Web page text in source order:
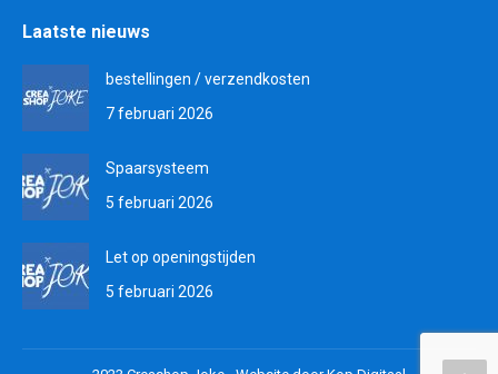
Laatste nieuws
bestellingen / verzendkosten
7 februari 2026
Spaarsysteem
5 februari 2026
Let op openingstijden
5 februari 2026